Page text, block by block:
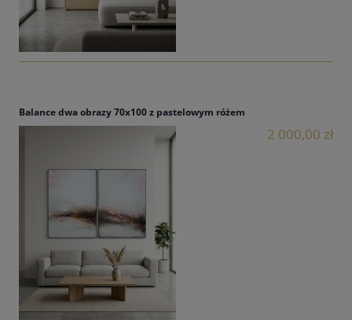
Balance dwa obrazy 70x100 z pastelowym różem
2 000,00 zł